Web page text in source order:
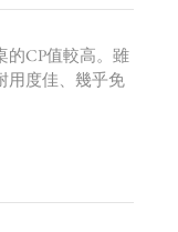
的CP值較高。雖
用度佳、幾乎免